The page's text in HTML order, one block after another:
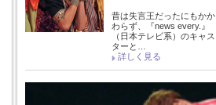
昔は失言王だったにもかか
わらず、『news every.』
（日本テレビ系）のキャス
ターと…
詳しく見る